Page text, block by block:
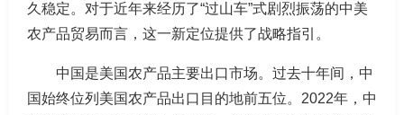
久稳定。对于近年来经历了“过山车”式剧烈振荡的中美
农产品贸易而言，这一新定位提供了战略指引。
中国是美国农产品主要出口市场。过去十年间，中
国始终位列美国农产品出口目的地前五位。2022年，中